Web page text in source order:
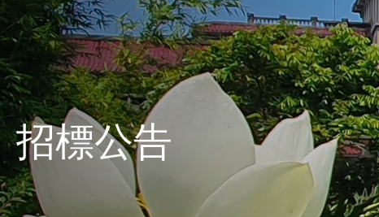
招標公告